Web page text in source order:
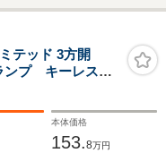
テッド 3方開
プ キーレスエ
トバックスペ
進抑制機能 フ
プ
本体価格
153.8万円